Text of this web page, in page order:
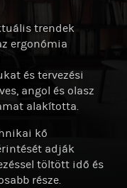
trendek
ergonómia
és tervezési
angol és olasz
alakította.
kő
adják
töltött idő és
része.